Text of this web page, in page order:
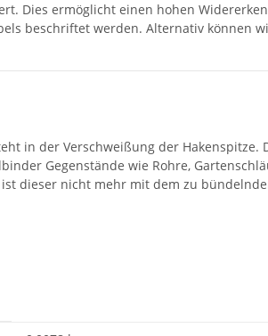
Dies ermöglicht einen hohen
beschriftet werden. Alternativ können
in der Verschweißung der Hakenspitze.
Gegenstände wie Rohre,
dieser nicht mehr mit dem zu